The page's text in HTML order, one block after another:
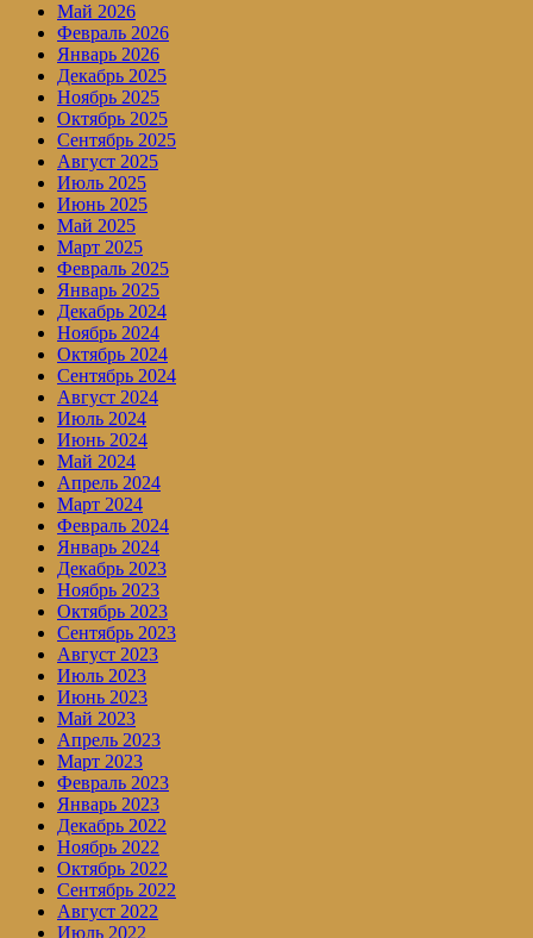
Май 2026
Февраль 2026
Январь 2026
Декабрь 2025
Ноябрь 2025
Октябрь 2025
Сентябрь 2025
Август 2025
Июль 2025
Июнь 2025
Май 2025
Март 2025
Февраль 2025
Январь 2025
Декабрь 2024
Ноябрь 2024
Октябрь 2024
Сентябрь 2024
Август 2024
Июль 2024
Июнь 2024
Май 2024
Апрель 2024
Март 2024
Февраль 2024
Январь 2024
Декабрь 2023
Ноябрь 2023
Октябрь 2023
Сентябрь 2023
Август 2023
Июль 2023
Июнь 2023
Май 2023
Апрель 2023
Март 2023
Февраль 2023
Январь 2023
Декабрь 2022
Ноябрь 2022
Октябрь 2022
Сентябрь 2022
Август 2022
Июль 2022